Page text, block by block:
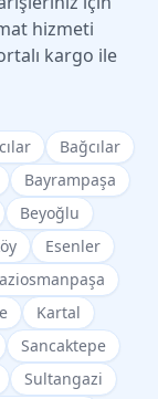
hizmeti
kargo ile
Bağcılar
Bayrampaşa
Beyoğlu
Esenler
Kartal
Sancaktepe
Sultangazi